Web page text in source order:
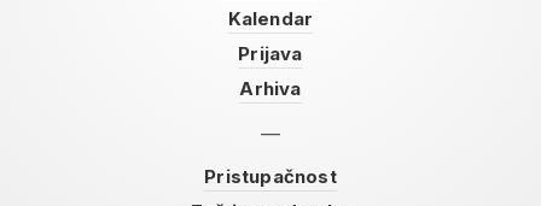
Kalendar
Prijava
Arhiva
Pristupačnost